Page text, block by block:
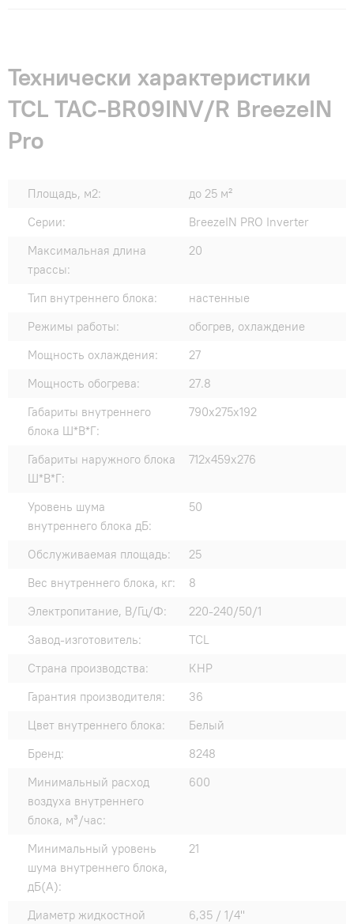
Технически характеристики
TCL TAC-BR09INV/R BreezeIN
Pro
Площадь, м2:
до 25 м²
Серии:
BreezeIN PRO Inverter
Максимальная длина
трассы:
20
Тип внутреннего блока:
настенные
Режимы работы:
обогрев, охлаждение
Мощность охлаждения:
27
Мощность обогрева:
27.8
Габариты внутреннего
блока Ш*В*Г:
790х275х192
Габариты наружного блока
Ш*В*Г:
712х459х276
Уровень шума
внутреннего блока дБ:
50
Обслуживаемая площадь:
25
Вес внутреннего блока, кг:
8
Электропитание, В/Гц/Ф:
220-240/50/1
Завод-изготовитель:
TCL
Страна производства:
КНР
Гарантия производителя:
36
Цвет внутреннего блока:
Белый
Бренд:
8248
Минимальный расход
воздуха внутреннего
блока, м³/час:
600
Минимальный уровень
шума внутреннего блока,
дБ(А):
21
Диаметр жидкостной
6,35 / 1/4"